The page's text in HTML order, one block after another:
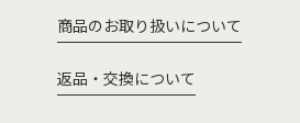
商品のお取り扱いについて
返品・交換について